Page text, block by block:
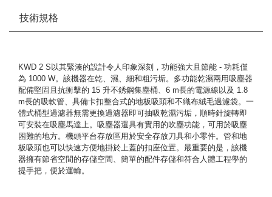
技術規格
KWD 2 S以其緊湊的設計令人印象深刻，功能強大且節能 - 功耗僅
為 1000 W。該機器在乾、濕、細和粗污垢。多功能乾濕兩用吸塵器
配備堅固且抗衝擊的 15 升不銹鋼集塵桶、6 m長的電源線以及 1.8
m長的吸軟管、具備卡扣整合式的地板吸頭和不織布絨毛過濾袋。一
體式桶型過濾器無需更換過濾器即可抽吸乾濕污垢，順時針旋轉即
可安裝在吸塵馬達上。吸塵器還具有實用的吹塵功能，可用於吸塵
困難的地方。機頭平台存放區用於安全存放刀具和小零件。管和地
板吸頭也可以快速方便地掛於上蓋的扣座位置。最重要的是，該機
器擁有節省空間的存儲空間、簡單的配件存儲和符合人體工程學的
提手把，便於運輸。